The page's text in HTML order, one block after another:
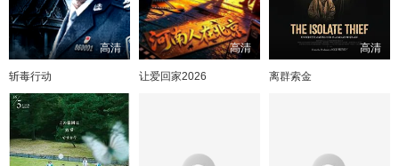
高清
斩毒行动
高清
让爱回家2026
高清
离群索金